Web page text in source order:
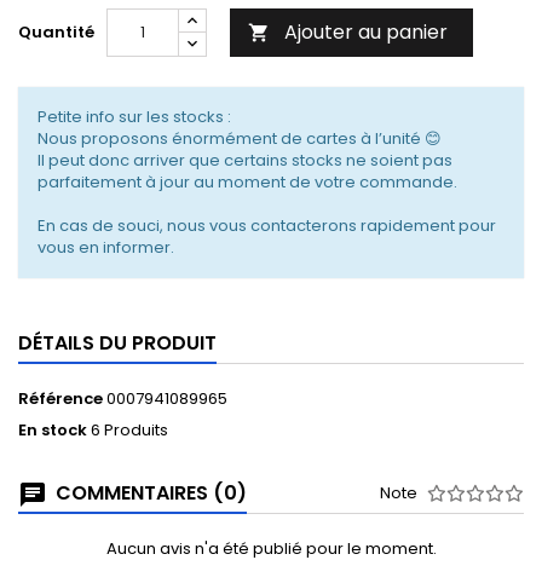
Quantité  Ajouter au panier
Petite info sur les stocks :
Nous proposons énormément de cartes à l’unité 😊
Il peut donc arriver que certains stocks ne soient pas
parfaitement à jour au moment de votre commande.
En cas de souci, nous vous contacterons rapidement pour
vous en informer.
DÉTAILS DU PRODUIT
Référence0007941089965
En stock6 Produits
COMMENTAIRES (0) Note
Aucun avis n'a été publié pour le moment.